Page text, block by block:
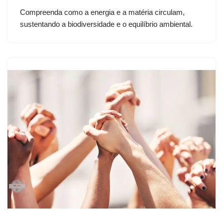
Compreenda como a energia e a matéria circulam,
sustentando a biodiversidade e o equilíbrio ambiental.